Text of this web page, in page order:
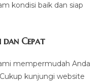
kondisi baik dan siap
dan Cepat
mempermudah Anda
kunjungi website